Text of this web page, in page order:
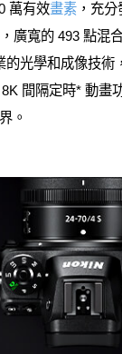
萬有效畫素 ，充
廣寬的 493 點混
光學和成像技術
間隔定時* 動畫
。